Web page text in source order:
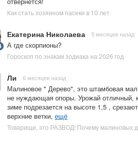
Как стать хозяином пасеки в 10 лет
Екатерина Николаева 5 месяцев назад
А где скорпионы?
Гороскоп по знакам зодиака на 2026 год
Ли 6 месяцев назад
Малиновое " Дерево", это штамбовая
не нуждающая опоры. Урожай отличный,
зиме подрезается на высоте 1,5 ,
верхние ветки, ещё